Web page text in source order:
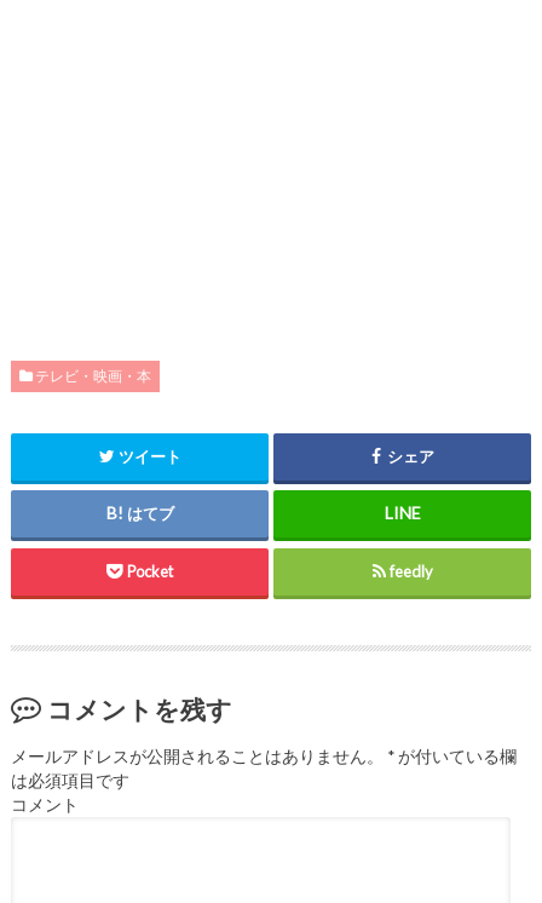
テレビ・映画・本
ツイート シェア
はてブ
Pocket feedly
コメントを残す
メールアドレスが公開されることはありません。 *が付いている欄
は必須項目です
コメント